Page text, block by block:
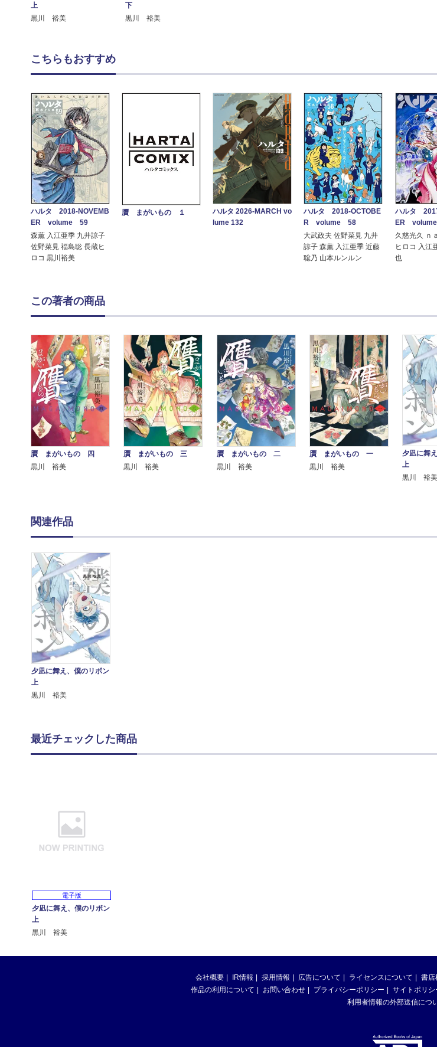
上
黒川 裕美
下
黒川 裕美
こちらもおすすめ
ハルタ 2018-NOVEMB
ER volume 59
森薫 入江亜季 九井諒子
佐野菜見 福島聡 長蔵ヒ
ロコ 黒川裕美
贋 まがいもの １
ハルタ 2026-MARCH vo
lume 132
ハルタ 2018-OCTOBE
R volume 58
大武政夫 佐野菜見 九井
諒子 森薫 入江亜季 近藤
聡乃 山本ルンルン
ハルタ
ER
久慈光久 ｎ
ヒロコ 入江
也
この著者の商品
贋 まがいもの 四
黒川 裕美
贋 まがいもの 三
黒川 裕美
贋 まがいもの 二
黒川 裕美
贋 まがいもの 一
黒川 裕美
夕凪に舞
上
黒川 裕美
関連作品
夕凪に舞え、僕のリボン
上
黒川 裕美
最近チェックした商品
電子版
夕凪に舞え、僕のリボン
上
黒川 裕美
会社概要 IR情報 採用情報 広告について ライセンスについて 書店
作品の利用について
お問い合わせ プライバシーポリシー サイトポリシ
利用者情報の外部送信につ